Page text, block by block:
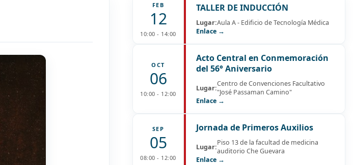
FEB
12
10:00 - 14:00
TALLER DE INDUCCIÓN
Lugar:Aula A - Edificio de Tecnología Médica
Enlace →
OCT
06
10:00 - 12:00
Acto Central en Conmemoración
del 56° Aniversario
Lugar:Centro de Convenciones Facultativo
"José Passaman Camino"
Enlace →
SEP
05
08:00 - 12:00
Jornada de Primeros Auxilios
Lugar:Piso 13 de la facultad de medicina
auditorio Che Guevara
Enlace →